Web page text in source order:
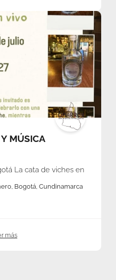
MÚSICA
La cata de viches en
Bogotá, Cundinamarca
más